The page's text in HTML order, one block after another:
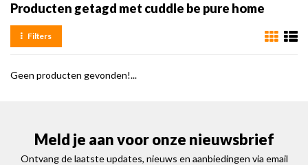
Producten getagd met cuddle be pure home
Filters
Geen producten gevonden!...
Meld je aan voor onze nieuwsbrief
Ontvang de laatste updates, nieuws en aanbiedingen via email